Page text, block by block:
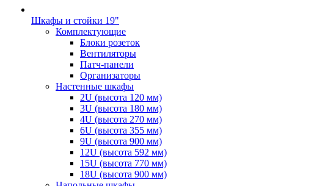
Шкафы и стойки 19"
Комплектующие
Блоки розеток
Вентиляторы
Патч-панели
Организаторы
Настенные шкафы
2U (высота 120 мм)
3U (высота 180 мм)
4U (высота 270 мм)
6U (высота 355 мм)
9U (высота 900 мм)
12U (высота 592 мм)
15U (высота 770 мм)
18U (высота 900 мм)